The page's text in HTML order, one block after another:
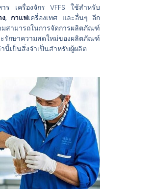
ร เครื่องจักร VFFS ใช้สำหรับ
, กาแฟเครื่องเทศ และอื่นๆ อีก
มารถในการจัดการผลิตภัณฑ์
รักษาความสดใหม่ของผลิตภัณฑ์
านี้เป็นสิ่งจำเป็นสำหรับผู้ผลิต